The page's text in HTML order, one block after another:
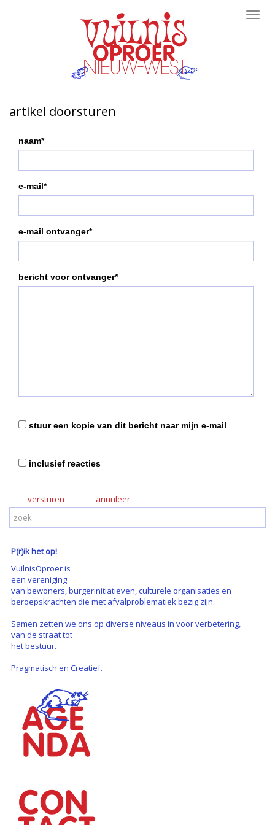
artikel doorsturen
naam*
e-mail*
e-mail ontvanger*
bericht voor ontvanger*
stuur een kopie van dit bericht naar mijn e-mail
inclusief reacties
versturen
P(r)ik het op!
VuilnisOproer is
een vereniging
van bewoners, burgerinitiatieven, culturele organisaties en
beroepskrachten die met afvalproblematiek bezig zijn.
Samen zetten we ons op diverse niveaus in voor verbetering,
van de straat tot
het bestuur.
Pragmatisch en Creatief.